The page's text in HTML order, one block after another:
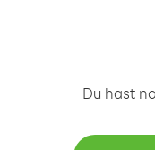
Du hast